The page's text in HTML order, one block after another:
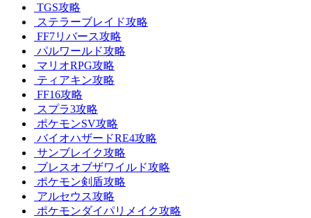
TGS攻略
ステラーブレイド攻略
FF7リバース攻略
パルワールド攻略
マリオRPG攻略
ティアキン攻略
FF16攻略
スプラ3攻略
ポケモンSV攻略
バイオハザードRE4攻略
サンブレイク攻略
ブレスオブザワイルド攻略
ポケモン剣盾攻略
アルセウス攻略
ポケモンダイパリメイク攻略